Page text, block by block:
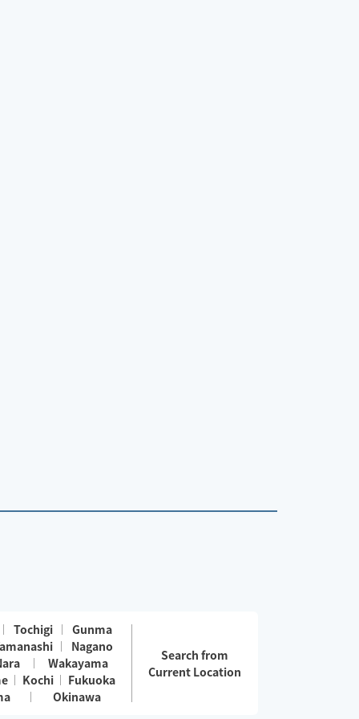
Tochigi
Gunma
Nagano
Wakayama
Kochi
Fukuoka
Okinawa
Search from
Current Location